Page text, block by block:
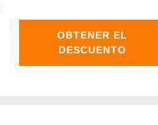
OBTENER EL
DESCUENTO